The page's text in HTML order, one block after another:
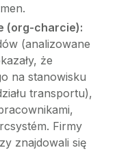
(org-charcie):
(analizowane
że
na stanowisku
transportu),
Firmy
znajdowali się